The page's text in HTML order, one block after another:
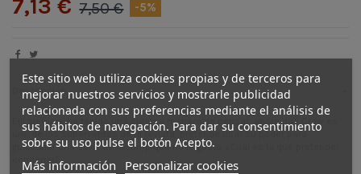
7,13 € 7,50 € -5%
Descripción
Eiji siempre ha tenido una curiosa manera de pensar: ahora que Crow es
uno de los superventas de la revista, pretende usar su poder para
guillotinar una serie de la Jump que no le gusta. ¿Cuál es la que pretender
condenar?
Este sitio web utiliza cookies propias y de terceros para
mejorar nuestros servicios y mostrarle publicidad
relacionada con sus preferencias mediante el análisis de
sus hábitos de navegación. Para dar su consentimiento
sobre su uso pulse el botón Acepto.
Más información Personalizar cookies